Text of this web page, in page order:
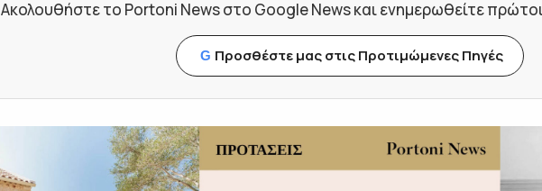
Ακολουθήστε το Portoni News στο Google News και ενημερωθείτε πρώτοι
G Προσθέστε μας στις Προτιμώμενες Πηγές